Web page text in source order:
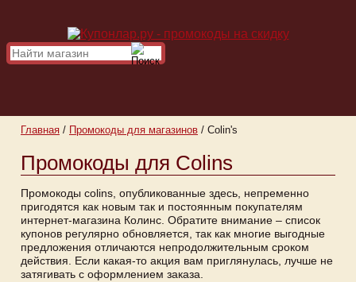
Главная / Промокоды для магазинов / Colin's
Промокоды для Colins
Промокоды colins, опубликованные здесь, непременно
пригодятся как новым так и постоянным покупателям
интернет-магазина Колинс. Обратите внимание – список
купонов регулярно обновляется, так как многие выгодные
предложения отличаются непродолжительным сроком
действия. Если какая-то акция вам приглянулась, лучше не
затягивать с оформлением заказа.